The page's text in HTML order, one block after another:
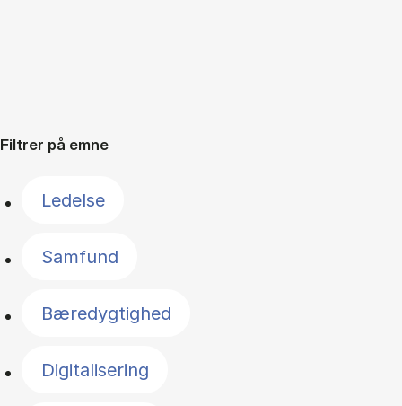
Filtrer på emne
Ledelse
Samfund
Bæredygtighed
Digitalisering